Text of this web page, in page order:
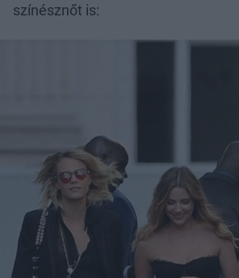
színésznőt is: